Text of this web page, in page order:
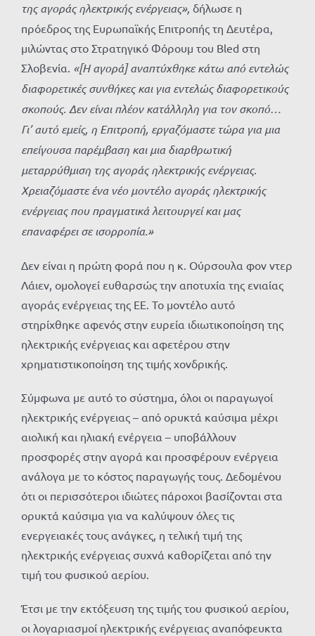
της αγοράς ηλεκτρικής ενέργειας», δήλωσε η
πρόεδρος της Ευρωπαϊκής Επιτροπής τη Δευτέρα,
μιλώντας στο Στρατηγικό Φόρουμ του Bled στη
Σλοβενία. «[Η αγορά] αναπτύχθηκε κάτω από εντελώς
διαφορετικές συνθήκες και για εντελώς διαφορετικούς
σκοπούς. Δεν είναι πλέον κατάλληλη για τον σκοπό…
Γι’ αυτό εμείς, η Επιτροπή, εργαζόμαστε τώρα για μια
επείγουσα παρέμβαση και μια διαρθρωτική
μεταρρύθμιση της αγοράς ηλεκτρικής ενέργειας.
Χρειαζόμαστε ένα νέο μοντέλο αγοράς ηλεκτρικής
ενέργειας που πραγματικά λειτουργεί και μας
επαναφέρει σε ισορροπία.»
Δεν είναι η πρώτη φορά που η κ. Ούρσουλα φον ντερ
Λάιεν, ομολογεί ευθαρσώς την αποτυχία της ενιαίας
αγοράς ενέργειας της ΕΕ. Το μοντέλο αυτό
στηρίχθηκε αφενός στην ευρεία ιδιωτικοποίηση της
ηλεκτρικής ενέργειας και αφετέρου στην
χρηματιστικοποίηση της τιμής χονδρικής.
Σύμφωνα με αυτό το σύστημα, όλοι οι παραγωγοί
ηλεκτρικής ενέργειας – από ορυκτά καύσιμα μέχρι
αιολική και ηλιακή ενέργεια – υποβάλλουν
προσφορές στην αγορά και προσφέρουν ενέργεια
ανάλογα με το κόστος παραγωγής τους. Δεδομένου
ότι οι περισσότεροι ιδιώτες πάροχοι βασίζονται στα
ορυκτά καύσιμα για να καλύψουν όλες τις
ενεργειακές τους ανάγκες, η τελική τιμή της
ηλεκτρικής ενέργειας συχνά καθορίζεται από την
τιμή του φυσικού αερίου.
Έτσι με την εκτόξευση της τιμής του φυσικού αερίου,
οι λογαριασμοί ηλεκτρικής ενέργειας αναπόφευκτα